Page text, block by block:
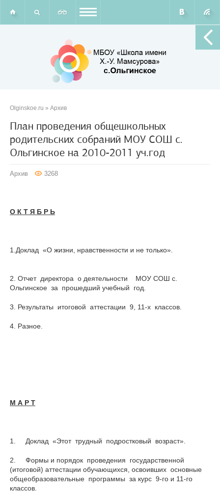
Olginskoe.ru » Архив
План проведения общешкольных
родительских собраний МОУ СОШ с.
Ольгинское на 2010-2011 уч.год
Архив 3268
О К Т Я Б Р Ь
1.Доклад «О жизни, нравственности и не только».
2. Отчет директора о деятельности МОУ СОШ с.
Ольгинское за прошедший учебный год.
3. Результаты итоговой аттестации 9, 11-х классов.
4. Разное.
М А Р Т
1. Доклад «Этот трудный подростковый возраст».
2. Формы и порядок проведения государственной
(итоговой) аттестации обучающихся, освоивших основные
общеобразовательные программы за курс 9-го и 11-го
классов.